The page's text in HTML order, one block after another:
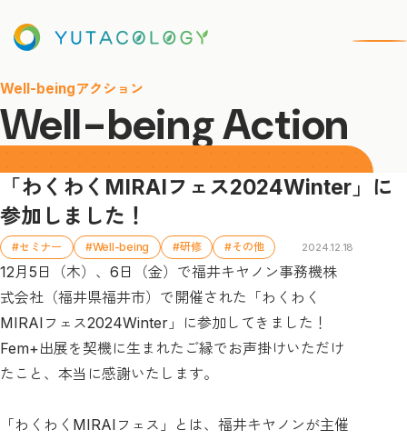
Well-beingアクション
Well-being Action
「わくわくMIRAIフェス2024Winter」に
参加しました！
#セミナー #Well-being #研修 #その他 2024.12.18
12月5日（木）、6日（金）で福井キヤノン事務機株
式会社（福井県福井市）で開催された「わくわく
MIRAIフェス2024Winter」に参加してきました！
Fem+出展を契機に生まれたご縁でお声掛けいただけ
たこと、本当に感謝いたします。
「わくわくMIRAIフェス」とは、福井キヤノンが主催